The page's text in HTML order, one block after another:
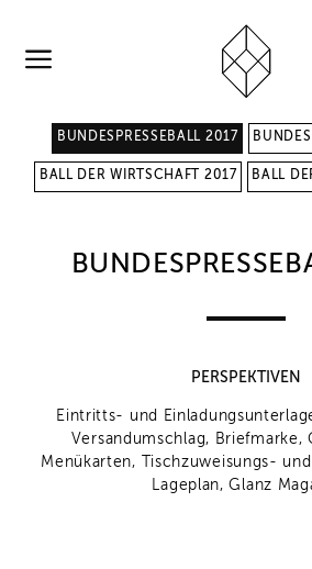
BUNDESPRESSEBALL 2017
BALL DER WIRTSCHAFT 2017 BALL
PERSPEKTIVEN
Eintritts- und
Versandumschlag, Briefmarke,
Menükarten, Tischzuweisungs-
Lageplan, Glanz